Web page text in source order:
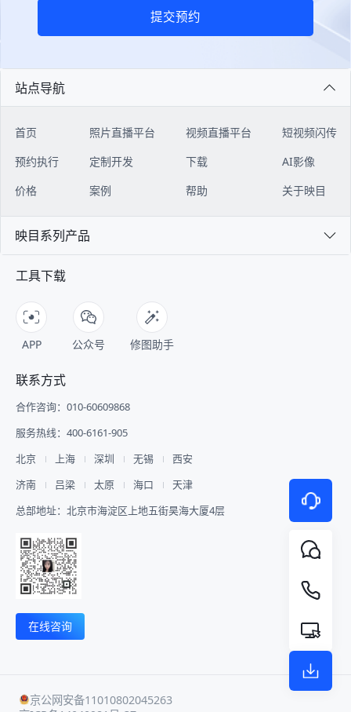
提交预约
站点导航
首页
预约执行
价格
照片直播平台
定制开发
案例
视频直播平台
下载
帮助
短视频闪传
AI影像
关于映目
映目系列产品
工具下载
APP 公众号 修图助手
联系方式
合作咨询：010-60609868
服务热线：400-6161-905
北京
上海 深圳 无锡
西安
济南
吕梁 太原 海口
天津
总部地址：北京市海淀区上地五街昊海大厦4层
在线咨询
京公网安备11010802045263